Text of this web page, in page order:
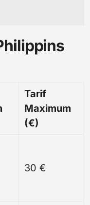
Tarif
Maximum
(€)
30 €